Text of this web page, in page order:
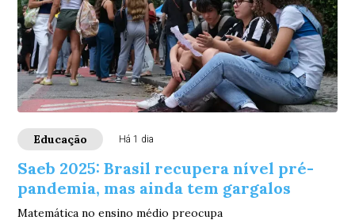
Educação Há 1 dia
Saeb 2025: Brasil recupera nível pré-
pandemia, mas ainda tem gargalos
Matemática no ensino médio preocupa